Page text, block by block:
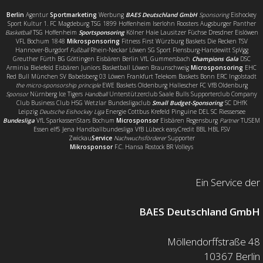
Berlin Agentur Sportmarketing Werbung BAES Deutschland GmbH SponsoringEishockey
Sport Kultur 1. FC Magdeburg TSG 1899 Hoffenheim Iserlohn Roosters Augsburger Panther
BasketballTSG Hoffenheim SportsponsoringKölner Haie Lausitzer Füchse Dresdner Eislöwen
VFL Bochum 1848 Mikrosponsoring Fitness First Würzburg Baskets Die Recken TSV
Hannover-Burgdorf FußballRhein-Neckar Löwen SG Sport Flensburg-Handewitt SpVgg
Greuther Fürth BG Göttingen Eisbären Berlin VfL Gummersbach Champions GalaDSC
Arminia Bielefeld Eisbären Juniors Basketball Löwen Braunschweig Microsponsoring EHC
Red Bull München SV Babelsberg 03 Löwen Frankfurt Telekom Baskets Bonn ERC Ingolstadt
the micro-sponsorship principleEWE Baskets Oldenburg Hallescher FC VfB Oldenburg
SponsorNürnberg Ice Tigers HandballUnterstützerclub Saale Bulls Supporterclub Company
Club Business Club HSG Wetzlar Bundesligaclub Small Budget-SponsoringSC DHfK
Leipzig Deutsche Eishockey LigaEnergie Cottbus Krefeld Pinguine DEL SC Riessersee
Bundesliga VfL SparkassenStars Bochum MicrosponsorEisbären Regensburg PartnerTUSEM
Essen elf5 Jena Handballbundesliga VfB Lübeck easyCredit BBL HBL FSV
ZwickauService NachwuchsfördererSupporter
MikrosponsorF.C. Hansa Rostock BR Volleys
Ein Service der
BAES Deutschland GmbH
Möllendorffstraße 48
10367 Berlin